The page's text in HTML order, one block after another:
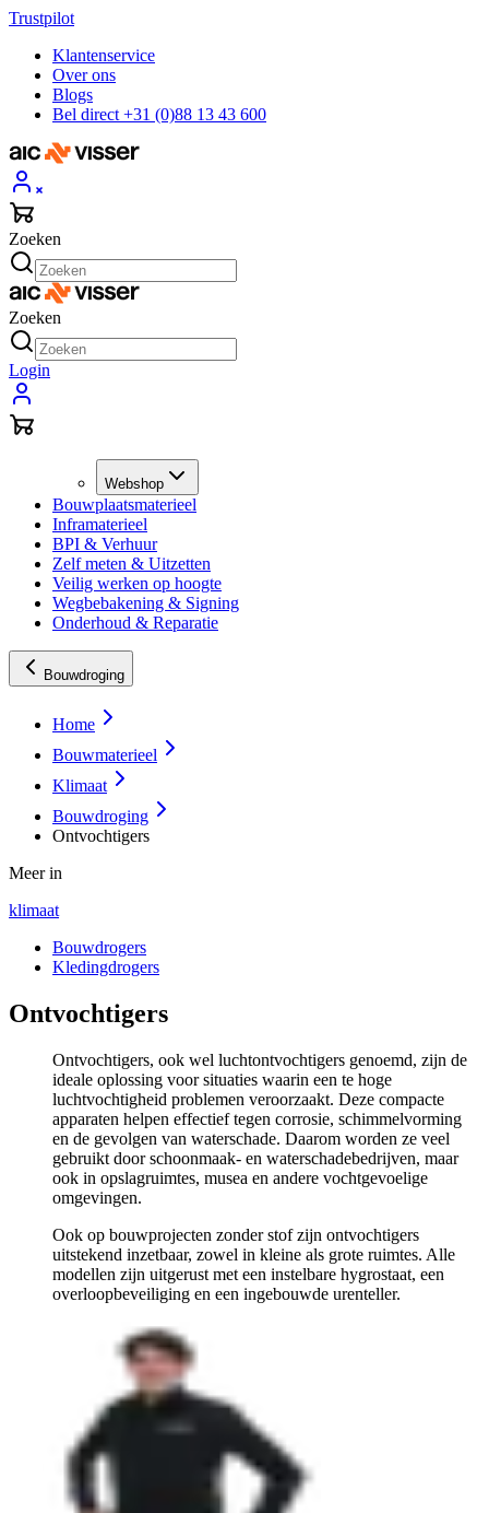
Trustpilot
Klantenservice
Over ons
Blogs
Bel direct +31 (0)88 13 43 600
Zoeken
Zoeken
Login
Webshop
Bouwplaatsmaterieel
Inframaterieel
BPI & Verhuur
Zelf meten & Uitzetten
Veilig werken op hoogte
Wegbebakening & Signing
Onderhoud & Reparatie
Bouwdroging
Home
Bouwmaterieel
Klimaat
Bouwdroging
Ontvochtigers
Meer in
klimaat
Bouwdrogers
Kledingdrogers
Ontvochtigers
Ontvochtigers, ook wel luchtontvochtigers genoemd, zijn de
ideale oplossing voor situaties waarin een te hoge
luchtvochtigheid problemen veroorzaakt. Deze compacte
apparaten helpen effectief tegen corrosie, schimmelvorming
en de gevolgen van waterschade. Daarom worden ze veel
gebruikt door schoonmaak- en waterschadebedrijven, maar
ook in opslagruimtes, musea en andere vochtgevoelige
omgevingen.
Ook op bouwprojecten zonder stof zijn ontvochtigers
uitstekend inzetbaar, zowel in kleine als grote ruimtes. Alle
modellen zijn uitgerust met een instelbare hygrostaat, een
overloopbeveiliging en een ingebouwde urenteller.